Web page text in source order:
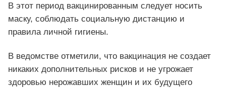
В этот период вакцинированным следует носить
маску, соблюдать социальную дистанцию и
правила личной гигиены.
В ведомстве отметили, что вакцинация не создает
никаких дополнительных рисков и не угрожает
здоровью нерожавших женщин и их будущего